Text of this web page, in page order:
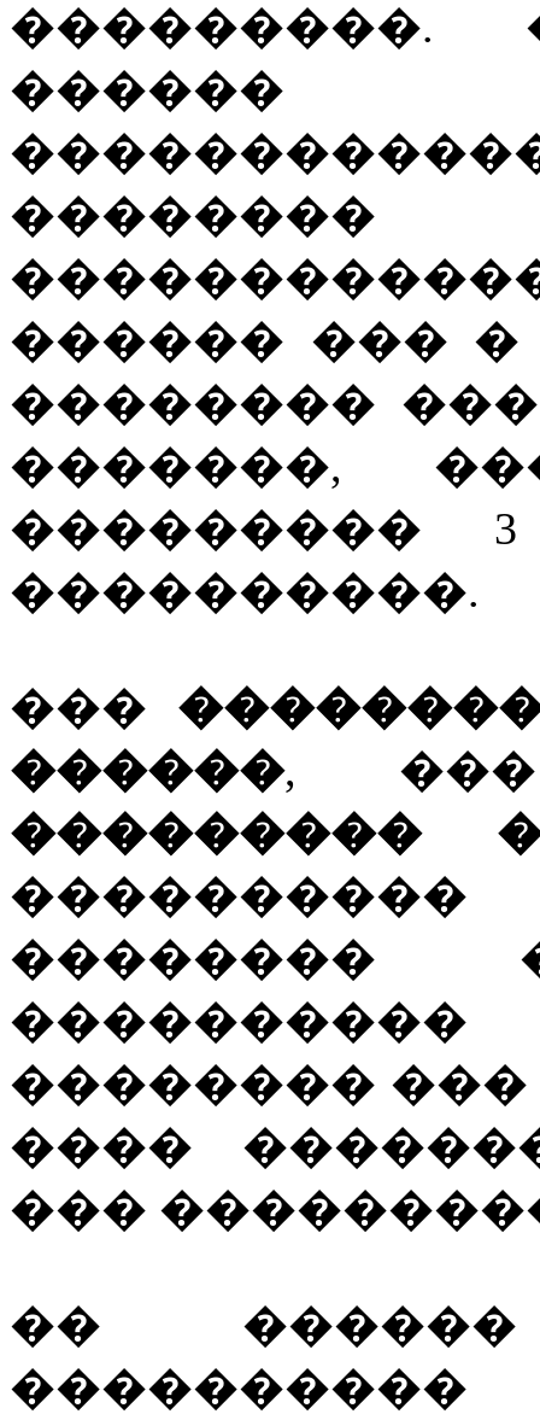
������
������ ���
�������� ���
�������,
���������
����������.
���
������,
���������
��������
��������
����
���
��
����������